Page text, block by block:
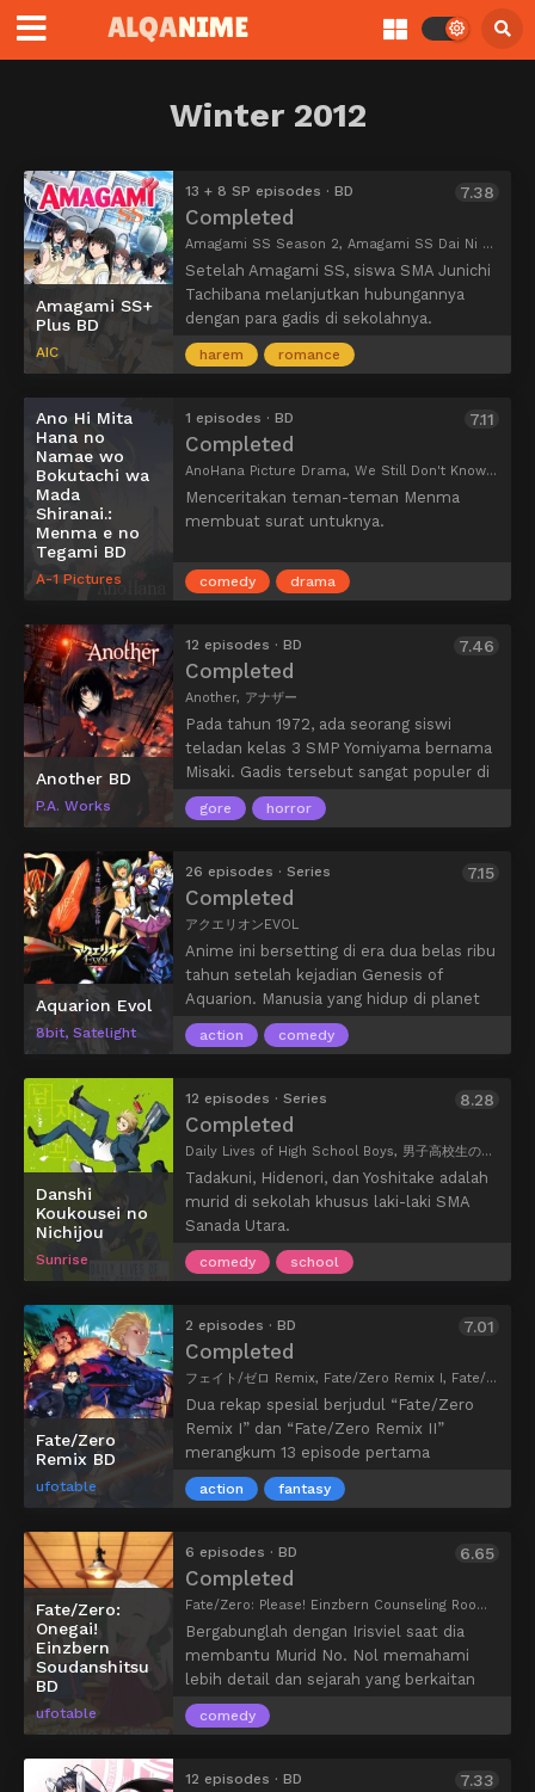
Winter 2012
Amagami SS+
Plus BD
AIC
13 + 8 SP episodes · BD
Completed
Amagami SS Season 2, Amagami SS Dai Ni Ki, Amagami SS Second Season, Amagami SS 2nd Season, アマガミSS+ plus
7.38
Setelah Amagami SS, siswa SMA Junichi
Tachibana melanjutkan hubungannya
dengan para gadis di sekolahnya.
Amagami SS+ Plus menawarkan sekilas
tentang apa yang terjadi setelah
Kejadian-kejadian baru mulai terjadi
antara masing-masing gadis dan Junichi.
Tsukasa Ayatsuji, perwakilan kelas,
alih Klub Teh dengan Junichi, masih ingin
Nanasaki mempertanyakan masa depan
hubungannya dengan Junichi saat dia
Tanamachi bertanya-tanya apakah
hubungannya dengan Junichi akan
berlanjut lebih jauh; Sae Nakata dan
Junichi berurusan dengan teman
sekelasnya yang masih tidak percaya
bahwa seseorang yang begitu manis
adalah pacarnya; dan Haruka Morishima
ingin membawa hubungan mereka ke
harem romance
Ano Hi Mita
Hana no
Namae wo
Bokutachi wa
Mada
Shiranai.:
Menma e no
Tegami BD
A-1 Pictures
1 episodes · BD
Completed
AnoHana Picture Drama, We Still Don't Know the Name of the Flower We Saw That Day.: Letter to Menma, あの日見た花の名前を僕達はまだ知らない。「めんまへの手紙」
7.11
Menceritakan teman-teman Menma
membuat surat untuknya.
comedy drama
Another BD
P.A. Works
12 episodes · BD
Completed
Another, アナザー
7.46
Pada tahun 1972, ada seorang siswi
teladan kelas 3 SMP Yomiyama bernama
Misaki. Gadis tersebut sangat populer di
kalangan teman sekelas dan juga
sekolahnya. Ketika ia tiba-tiba meninggal,
memutuskan untuk menganggap dirinya
masih hidup hingga saat hari kelulusan
tiba, muncul sosok aneh yang ada di foto
seorang siswa bernama Sakakibara
Kouichi pindah ke kelas tersebut dan
merasa aneh dengan suasana kelas. Di
kelas itu ia bertemu dengan Misaki Mei,
namun yang mengejutkan teman-teman
Mei itu tidak ada. Setelah itu, mulai
terjadi kejadian aneh yang menimpa para
siswa dan keluarga mereka. Kouichi pun
segera menyelidiki misteri ini untuk
menghentikan fenomena aneh yang
menimpa dirinya dan teman-temannya.
gore horror
Aquarion Evol
8bit, Satelight
26 episodes · Series
Completed
アクエリオンEVOL
7.15
Anime ini bersetting di era dua belas ribu
tahun setelah kejadian Genesis of
Aquarion. Manusia yang hidup di planet
Vega terancam musuh baru dari planet
Altair. Di planet Altair, populasi
terkena wabah Curse of Eve. Pasukan
planet Altair berusaha untuk menculik
para wanita dari planet Vega untuk
planet Vega membentuk sebuah
bisa mengendarai sebuah mesin robot
bernama Aquaria. Amata Sora, seorang
hebatnya, bertemu dengan gadis
bernama Mikono Suzushiro. Mereka pun
akhirnya menjadi teman. Suatu ketika,
Mikono berada dalam keadaan bahaya.
Amata Sora berusaha melindungi dan
menyelamatkan Mikono. Ia tanpa sengaja
menggunakan mesin robot legendaris,
raksasa Aquarion, bernama Aquarion
action comedy
Danshi
Koukousei no
Nichijou
Sunrise
12 episodes · Series
Completed
Daily Lives of High School Boys, 男子高校生の日常
8.28
Tadakuni, Hidenori, dan Yoshitake adalah
murid di sekolah khusus laki-laki SMA
Sanada Utara.
Bercerita tentang kisah kehidupan
sehari-hari mereka sebagai siswa SMA.
aneh yang terjadi di tempat kerja,
pertemuan romantis dengan gadis yang
tidak diharapkan, hingga kisah sederhana
merasakan mengenakan Pakaian Dalam
perempuan. Inilah kumpulan kisah
komedi pendek tiga murid SMA laki-laki
yang memiliki imajinasi liar.
comedy school
Fate/Zero
Remix BD
ufotable
2 episodes · BD
Completed
フェイト/ゼロ Remix, Fate/Zero Remix I, Fate/Zero Remix II
7.01
Dua rekap spesial berjudul “Fate/Zero
Remix I” dan “Fate/Zero Remix II”
merangkum 13 episode pertama
Fate/Zero.
action fantasy
Fate/Zero:
Onegai!
Einzbern
Soudanshitsu
BD
ufotable
6 episodes · BD
Completed
Fate/Zero: Please! Einzbern Counseling Room, お願い!アインツベルン相談室, Fate/Zero Specials, Please! Einzbern Consultation Room
6.65
Bergabunglah dengan Irisviel saat dia
membantu Murid No. Nol memahami
lebih detail dan sejarah yang berkaitan
dengan Perang Cawan Suci.
comedy
12 episodes · BD 7.33